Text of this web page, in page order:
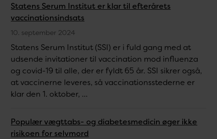
Statens Serum Institut er klar til efterårets
vaccinationsindsats
10. september 2024
Statens Serum Institut (SSI) er i fuld gang med at
udsende invitationer til vaccination mod influenza
og covid-19 til alle, der er fyldt 65 år. SSI sikrer også,
at vaccinerne leveres, så vaccinationsstederne er
klar den 1. oktober, ...
Populær vægttabs- og diabetesmedicin øger ikke
risikoen for selvmord